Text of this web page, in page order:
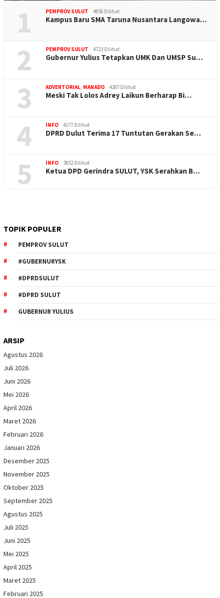
1 PEMPROV SULUT 4856 Dilihat
Kampus Baru SMA Taruna Nusantara Langowa…
2 PEMPROV SULUT 4723 Dilihat
Gubernur Yulius Tetapkan UMK Dan UMSP Su…
3 ADVERTORIAL, MANADO 4267 Dilihat
Meski Tak Lolos Adrey Laikun Berharap Bi…
4 INFO 4177 Dilihat
DPRD Dulut Terima 17 Tuntutan Gerakan Se…
5 INFO 3852 Dilihat
Ketua DPD Gerindra SULUT, YSK Serahkan B…
TOPIK POPULER
PEMPROV SULUT
#GUBERNURYSK
#DPRDSULUT
#DPRD SULUT
GUBERNUR YULIUS
ARSIP
Agustus 2026
Juli 2026
Juni 2026
Mei 2026
April 2026
Maret 2026
Februari 2026
Januari 2026
Desember 2025
November 2025
Oktober 2025
September 2025
Agustus 2025
Juli 2025
Juni 2025
Mei 2025
April 2025
Maret 2025
Februari 2025